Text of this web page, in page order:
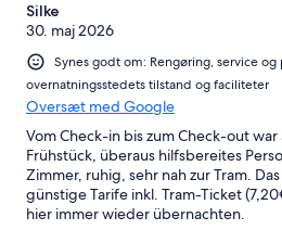
Silke
30. maj 2026
Synes godt om: Rengøring, service
overnatningsstedets tilstand og faciliteter
Oversæt med Google
Vom Check-in bis zum Check-out war
Frühstück, überaus hilfsbereites
Zimmer, ruhig, sehr nah zur Tram.
günstige Tarife inkl. Tram-Ticket
hier immer wieder übernachten.